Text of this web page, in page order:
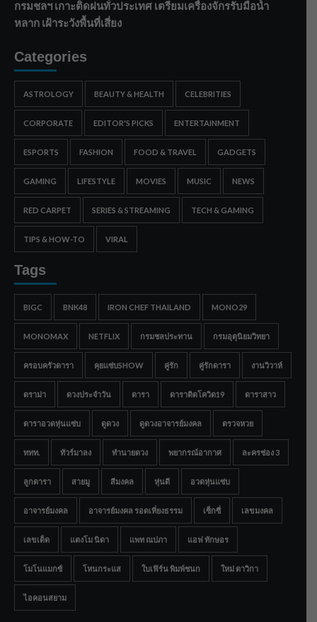
กรมชลฯ เกาะติดฝนทั่วประเทศ เตรียมเครื่องจักรรับมือน้ำ
หลาก เฝ้าระวังพื้นที่เสี่ยง
Categories
ASTROLOGY BEAUTY & HEALTH CELEBRITIES
CORPORATE EDITOR'S PICKS ENTERTAINMENT
ESPORTS FASHION FOOD & TRAVEL GADGETS
GAMING LIFESTYLE MOVIES MUSIC NEWS
RED CARPET SERIES & STREAMING TECH & GAMING
TIPS & HOW-TO VIRAL
Tags
BIGC BNK48 IRON CHEF THAILAND MONO29
MONOMAX NETFLIX กรมชลประทาน กรมอุตุนิยมวิทยา
ครอบครัวดารา คุยแซ่บSHOW คู่รัก คู่รักดารา งานวิวาห์
ดราม่า ดวงประจำวัน ดารา ดาราติดโควิด19 ดาราสาว
ดาราอวดหุ่นแซ่บ ดูดวง ดูดวงอาจารย์มงคล ตรวจหวย
ททท. ทัวร์มาลง ทำนายดวง พยากรณ์อากาศ ละครช่อง 3
ลูกดารา สายมู สีมงคล หุ่นดี อวดหุ่นแซ่บ
อาจารย์มงคล อาจารย์มงคล รอดเที่ยงธรรม เซ็กซี่ เลขมงคล
เลขเด็ด แตงโม นิดา แพท ณปภา แอฟ ทักษอร
โมโนแมกซ์ โหนกระแส ใบเฟิร์น พิมพ์ชนก ใหม่ ดาวิกา
ไอคอนสยาม